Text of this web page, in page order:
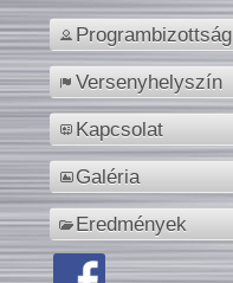
Programbizottság
Versenyhelyszín
Kapcsolat
Galéria
Eredmények